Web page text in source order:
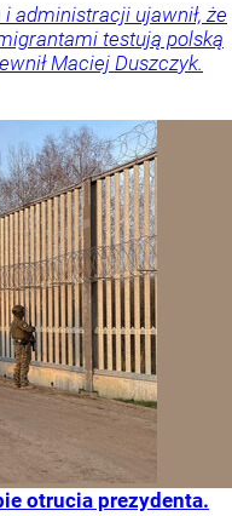
administracji ujawnił, że
testują polską
Maciej Duszczyk.
otrucia prezydenta.